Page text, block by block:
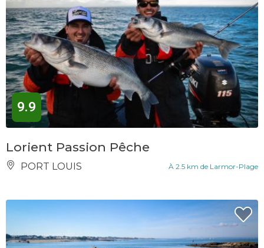
9.9
Lorient Passion Pêche
PORT LOUIS À 2.5 km de Larmor-Plage